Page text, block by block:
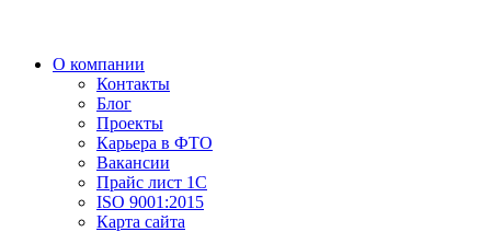
О компании
Контакты
Блог
Проекты
Карьера в ФТО
Вакансии
Прайс лист 1С
ISO 9001:2015
Карта сайта